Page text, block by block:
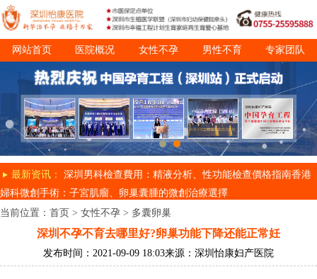
网站首页 医院概况 女性不孕 男性不育 专家团队
诊疗项目 就医指南
最新资讯： 深圳男科檢查費用：精液分析、性功能檢查價格指南香港
婦科微創手術：子宮肌瘤、卵巢囊腫的微創治療選擇
当前位置： 首页 > 女性不孕 > 多囊卵巢
深圳不孕不育去哪里好?卵巢功能下降还能正常妊
发布时间：2021-09-09 18:03来源：深圳怡康妇产医院